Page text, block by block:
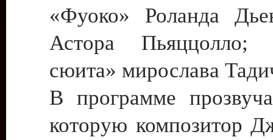
«Фуоко» Роланда
Астора Пьяццолло;
сюита» мирослава
В программе
которую композитор